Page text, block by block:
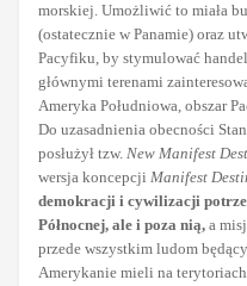
morskiej. Umożliwić to miała
(ostatecznie w Panamie) oraz
Pacyfiku, by stymulować
głównymi terenami
Ameryka Południowa, obszar
Do uzasadnienia obecności
posłużył tzw. New Manifest
wersja koncepcji Manifest
demokracji i cywilizacji
Północnej, ale i poza nią, a
przede wszystkim ludom
Amerykanie mieli na